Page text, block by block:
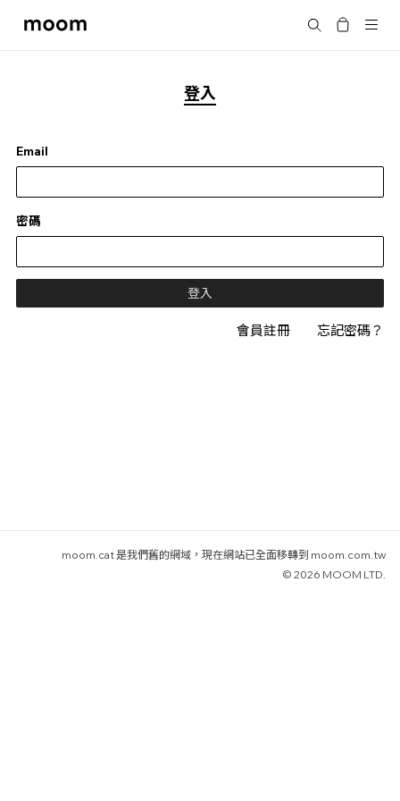
moom
搜尋
登入
Email
密碼
會員註冊 忘記密碼？
moom.cat 是我們舊的網域，現在網站已全面移轉到 moom.com.tw
© 2026 MOOM LTD.